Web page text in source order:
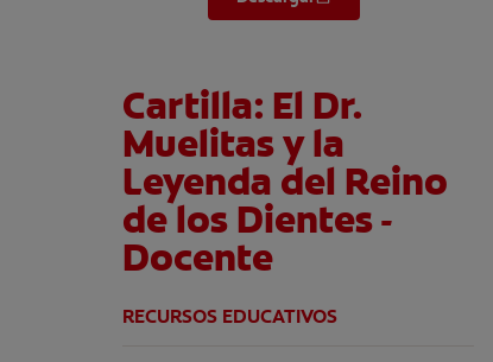
Cartilla: El Dr.
Muelitas y la
Leyenda del Reino
de los Dientes -
Docente
RECURSOS EDUCATIVOS